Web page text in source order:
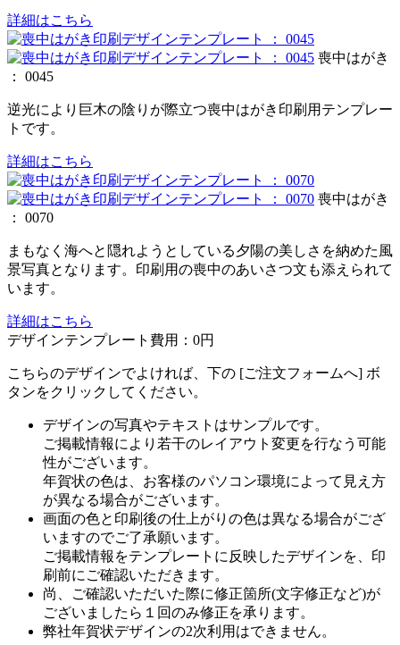
詳細はこちら
喪中はがき
： 0045
逆光により巨木の陰りが際立つ喪中はがき印刷用テンプレー
トです。
詳細はこちら
喪中はがき
： 0070
まもなく海へと隠れようとしている夕陽の美しさを納めた風
景写真となります。印刷用の喪中のあいさつ文も添えられて
います。
詳細はこちら
デザインテンプレート費用： 0円
こちらのデザインでよければ、下の [ご注文フォームへ] ボ
タンをクリックしてください。
デザインの写真やテキストはサンプルです。
ご掲載情報により若干のレイアウト変更を行なう可能
性がございます。
年賀状の色は、お客様のパソコン環境によって見え方
が異なる場合がございます。
画面の色と印刷後の仕上がりの色は異なる場合がござ
いますのでご了承願います。
ご掲載情報をテンプレートに反映したデザインを、印
刷前にご確認いただきます。
尚、ご確認いただいた際に修正箇所(文字修正など)が
ございましたら１回のみ修正を承ります。
弊社年賀状デザインの2次利用はできません。